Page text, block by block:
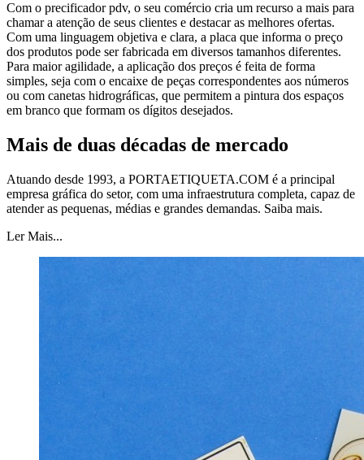
Com o precificador pdv, o seu comércio cria um recurso a mais para
chamar a atenção de seus clientes e destacar as melhores ofertas.
Com uma linguagem objetiva e clara, a placa que informa o preço
dos produtos pode ser fabricada em diversos tamanhos diferentes.
Para maior agilidade, a aplicação dos preços é feita de forma
simples, seja com o encaixe de peças correspondentes aos números
ou com canetas hidrográficas, que permitem a pintura dos espaços
em branco que formam os dígitos desejados.
Mais de duas décadas de mercado
Atuando desde 1993, a PORTAETIQUETA.COM é a principal
empresa gráfica do setor, com uma infraestrutura completa, capaz de
atender as pequenas, médias e grandes demandas. Saiba mais.
Ler Mais...